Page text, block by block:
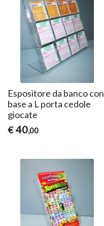
Espositore da banco con
base a L porta cedole
giocate
€ 40,00